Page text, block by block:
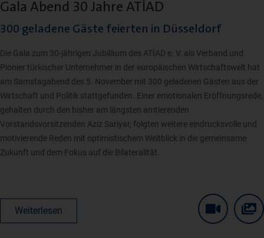
Gala Abend 30 Jahre ATİAD
300 geladene Gäste feierten in Düsseldorf
Die Gala zum 30-jährigen Jubiläum des ATİAD e. V. als Verband und
Pionier türkischer Unternehmer in der europäischen Wirtschaftswelt hat
am Samstagabend des 5. November mit 300 geladenen Gästen aus der
Wirtschaft und Politik stattgefunden. Einer emotionalen Eröffnungsrede,
gehalten durch den bisher am längsten amtierenden
Vorstandsvorsitzenden Aziz Sariyar, folgten weitere eindrucksvolle und
motivierende Reden mit optimistischem Weitblick in die gemeinsame
Zukunft und dem Fokus auf die Bilateralität.
Weiterlesen